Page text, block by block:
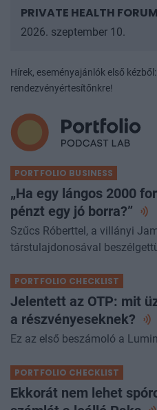
PRIVATE HEALTH
Hírek, eseményajánlók első kézből:
PORTFOLIO BUSINESS
„Ha egy lángos 2000
pénzt egy jó
borra?”
Szűcs Róberttel, a villányi
PORTFOLIO CHECKLIST
Jelentett az OTP: mit
a
részvényeseknek?
PORTFOLIO CHECKLIST
Ekkorát nem lehet